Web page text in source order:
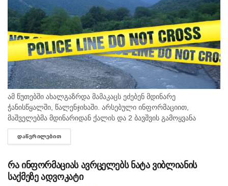
ამ წუთებში ახალგაზრდა მამაკაცს ეძებენ მდინარე
ჭანისწყალში, წალენჯიხაში. არსებული ინფორმაციით,
მაშველებმა მდინარიდან ქალის და 2 ბავშვის გამოყვანა
შეძლეს, ხოლო მოულოდნელად ადიდებულმა და სისწრაფით
მოვარდნილმა მდინარემ ახალგაზრდა მამაკაცი გაიტაცა.
ᲓᲐᲬᲕᲠᲘᲚᲔᲑᲘᲗ
რა ინფორმაციას ავრცელებს ნატა ვიბლიანის
საქმეზე ადვოკატი